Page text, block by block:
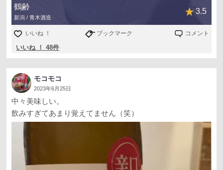
鶴齢
新潟 / 青木酒造
3.5
いいね ！ ブックマーク コメント
いいね ！ 48件
モコモコ
2023年6月25日
中々美味しい。
飲みすぎてあまり覚えてません（笑）